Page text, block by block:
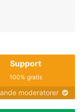
Support
100% gratis
moderatorer